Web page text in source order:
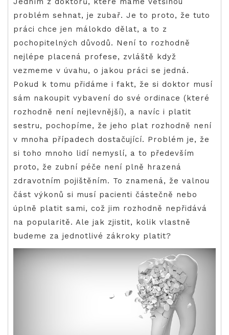
problém sehnat, je zubař. Je to proto, že tuto
práci chce jen málokdo dělat, a to z
pochopitelných důvodů. Není to rozhodně
nejlépe placená profese, zvláště když
vezmeme v úvahu, o jakou práci se jedná.
Pokud k tomu přidáme i fakt, že si doktor musí
sám nakoupit vybavení do své ordinace (které
rozhodně není nejlevnější), a navíc i platit
sestru, pochopíme, že jeho plat rozhodně není
v mnoha případech dostačující. Problém je, že
si toho mnoho lidí nemyslí, a to především
proto, že zubní péče není plně hrazená
zdravotním pojištěním. To znamená, že valnou
část výkonů si musí pacienti částečně nebo
úplně platit sami, což jim rozhodně nepřidává
na popularitě. Ale jak zjistit, kolik vlastně
budeme za jednotlivé zákroky platit?